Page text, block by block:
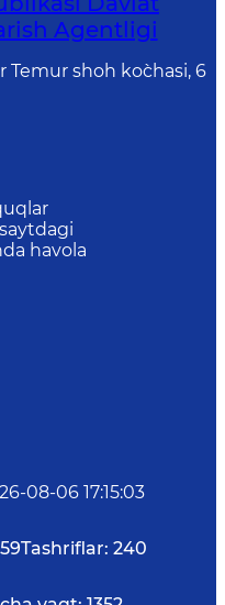
Agentligi
shoh ko`chasi, 6
havola
08-06 17:15:03
Tashriflar: 240